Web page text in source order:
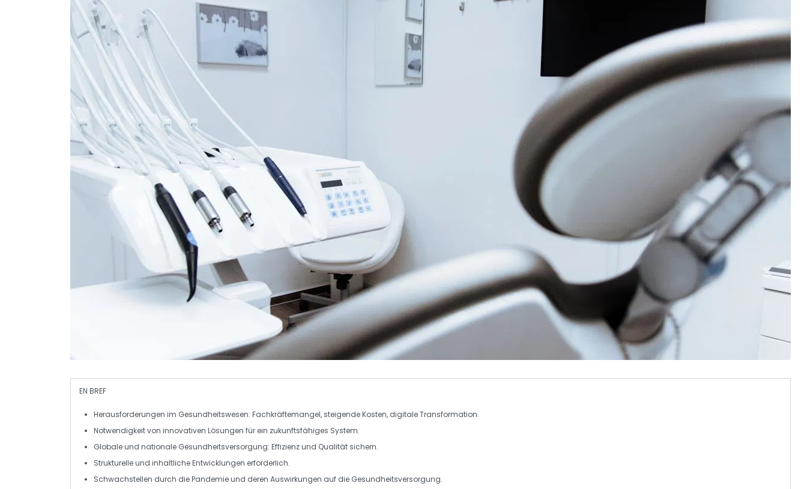
EN BREF
Herausforderungen im Gesundheitswesen: Fachkräftemangel, steigende Kosten, digitale Transformation.
Notwendigkeit von innovativen Lösungen für ein zukunftsfähiges System.
Globale und nationale Gesundheitsversorgung: Effizienz und Qualität sichern.
Strukturelle und inhaltlicheEntwicklungen erforderlich.
Schwachstellen durch diePandemieund deren Auswirkungen auf die Gesundheitsversorgung.